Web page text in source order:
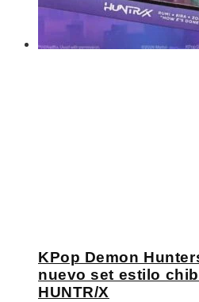
KPop Demon
nuevo set estilo
HUNTR/X